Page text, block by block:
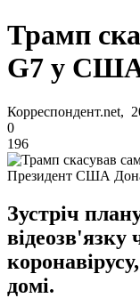
Трамп
G7 у
Корреспондент.net,
0
196
Президент США
Зустріч
відеозв'язку
домі.